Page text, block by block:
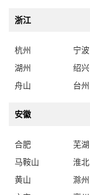
浙江
杭州 宁波
湖州
绍兴
舟山
台州
安徽
合肥 芜湖
马鞍山
淮北
黄山
滁州